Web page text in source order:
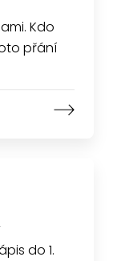
Kdo
přání
do 1.